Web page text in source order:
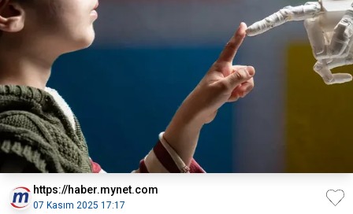
https://haber.mynet.com
07 Kasım 2025 17:17